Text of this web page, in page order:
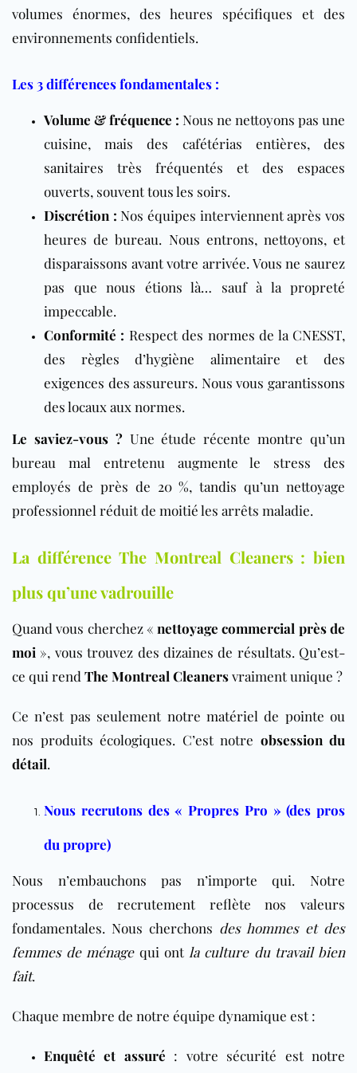
volumes énormes, des heures spécifiques et des
environnements confidentiels.
Les 3 différences fondamentales :
Volume & fréquence : Nous ne nettoyons pas une
cuisine, mais des cafétérias entières, des
sanitaires très fréquentés et des espaces
ouverts, souvent tous les soirs.
Discrétion : Nos équipes interviennent après vos
heures de bureau. Nous entrons, nettoyons, et
disparaissons avant votre arrivée. Vous ne saurez
pas que nous étions là… sauf à la propreté
impeccable.
Conformité : Respect des normes de la CNESST,
des règles d’hygiène alimentaire et des
exigences des assureurs. Nous vous garantissons
des locaux aux normes.
Le saviez-vous ? Une étude récente montre qu’un
bureau mal entretenu augmente le stress des
employés de près de 20 %, tandis qu’un nettoyage
professionnel réduit de moitié les arrêts maladie.
La différence The Montreal Cleaners : bien
plus qu’une vadrouille
Quand vous cherchez «nettoyage commercial près de
moi », vous trouvez des dizaines de résultats. Qu’est-
ce qui rend The Montreal Cleanersvraiment unique ?
Ce n’est pas seulement notre matériel de pointe ou
nos produits écologiques. C’est notre obsession du
détail.
Nous recrutons des « Propres Pro » (des pros
du propre)
Nous n’embauchons pas n’importe qui. Notre
processus de recrutement reflète nos valeurs
fondamentales. Nous cherchons des hommes et des
femmes de ménagequi ont la culture du travail bien
fait.
Chaque membre de notre équipe dynamique est :
Enquêté et assuré : votre sécurité est notre